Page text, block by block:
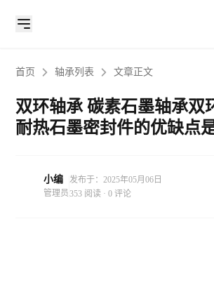
首页 轴承列表 文章正文
双环轴承 碳素石墨轴承双
耐热石墨密封件的优缺点
小编
管理员
发布于：2025年05月06日
353 阅读 · 0 评论